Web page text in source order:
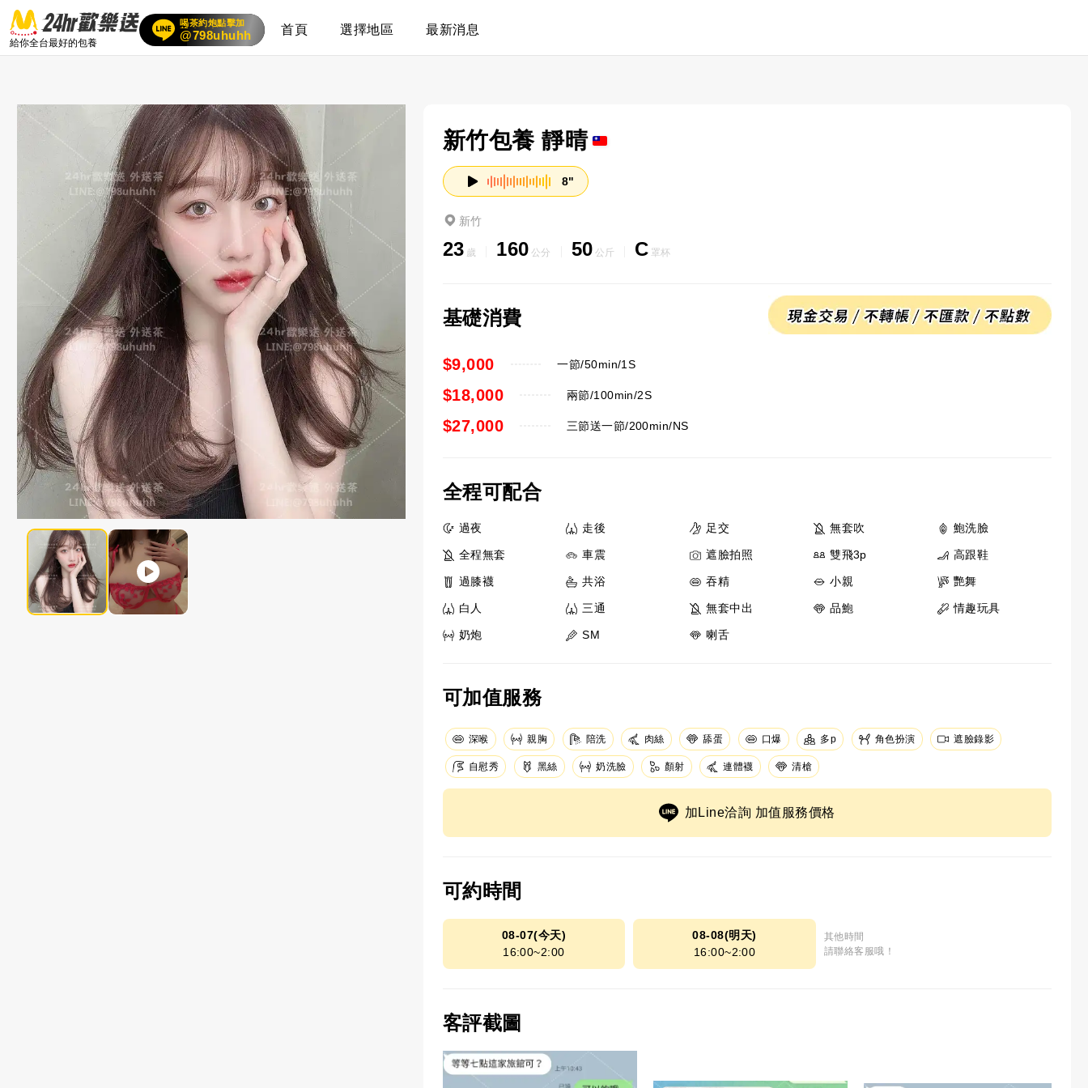
給你全台最好的包養
喝茶約炮點擊加
賴
24小時客服在線
@798uhuhh 首頁 選擇地區 最新消息
新竹包養 靜晴
8"
新竹
23 歲 160 公分 50 公斤 C 罩杯
基礎消費
一節/50min/1S
$9,000
兩節/100min/2S
$18,000
三節送一節/200min/NS
$27,000
全程可配合
過夜 走後 足交 無套吹 鮑洗臉
全程無套 車震 遮臉拍照 雙飛3p 高跟鞋
過膝襪 共浴 吞精 小親 艷舞
白人 三通 無套中出 品鮑 情趣玩具
奶炮 SM 喇舌
可加值服務
深喉 親胸 陪洗 肉絲 舔蛋 口爆 多p 角色扮演 遮臉錄影
自慰秀 黑絲 奶洗臉 顏射 連體襪 清槍
加Line洽詢 加值服務價格
可約時間
08-07(今天)
16:00~2:00
08-08(明天)
16:00~2:00
其他時間
請聯絡客服哦！
客評截圖